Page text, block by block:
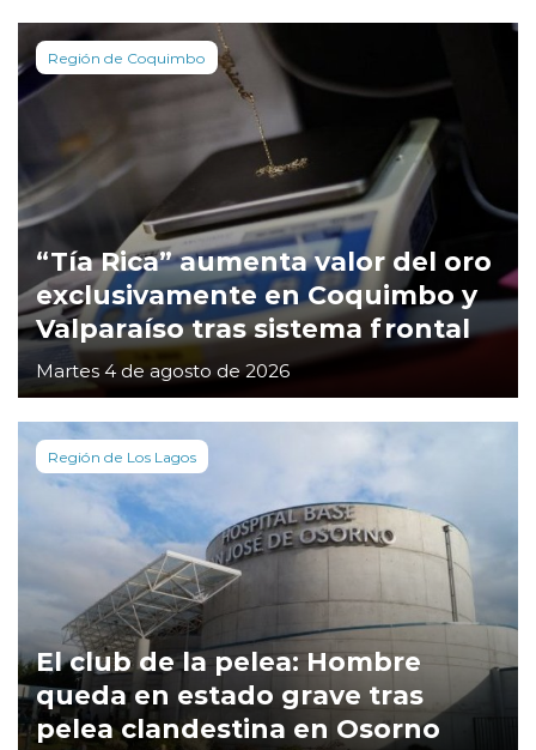
Región de Coquimbo
“Tía Rica” aumenta valor del oro
exclusivamente en Coquimbo y
Valparaíso tras sistema frontal
Martes 4 de agosto de 2026
Región de Los Lagos
El club de la pelea: Hombre
queda en estado grave tras
pelea clandestina en Osorno